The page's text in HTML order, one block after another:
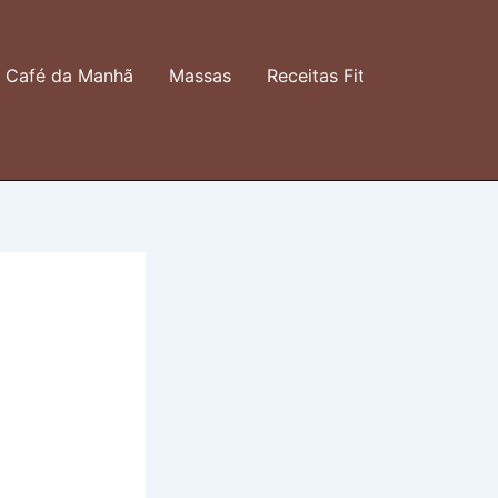
Café da Manhã Massas Receitas Fit